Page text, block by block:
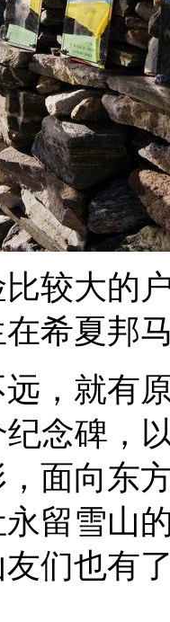
较大的
希夏邦
，就有
念碑，
面向东
留雪山
们也有